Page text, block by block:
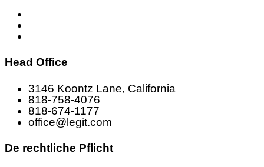
Head Office
3146 Koontz Lane, California
818-758-4076
818-674-1177
office@legit.com
De rechtliche Pflicht